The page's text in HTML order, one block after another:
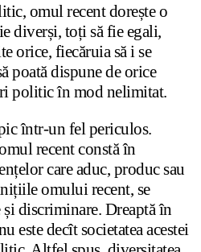
omul recent dorește o
diverși, toți să fie egali,
orice, fiecăruia să i se
poată dispune de orice
politic în mod nelimitat.
într-un fel periculos.
recent constă în
care aduc, produc sau
omului recent, se
discriminare. Dreaptă în
este decît societatea acestei